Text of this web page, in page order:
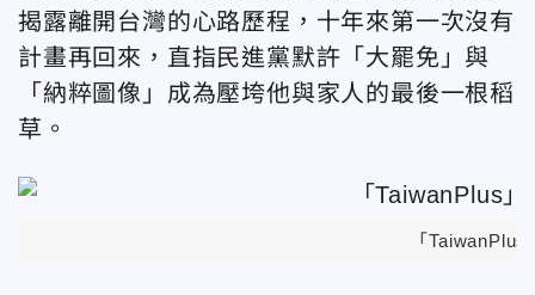
揭露離開台灣的心路歷程，十年來第一次沒有
計畫再回來，直指民進黨默許「大罷免」與
「納粹圖像」成為壓垮他與家人的最後一根稻
草。
「